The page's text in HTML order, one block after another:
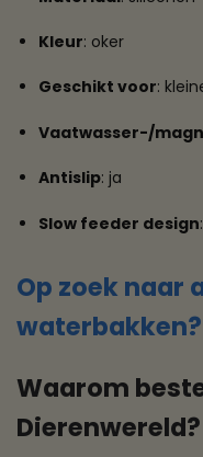
Kleur: oker
Geschikt voor:
Vaatwasser-/
Antislip: ja
Slow feeder design
Op zoek naar
Waarom
Dierenwereld?